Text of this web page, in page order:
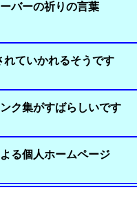
バーの祈りの言葉
れていかれるそうです
ク集がすばらしいです
る個人ホームページ